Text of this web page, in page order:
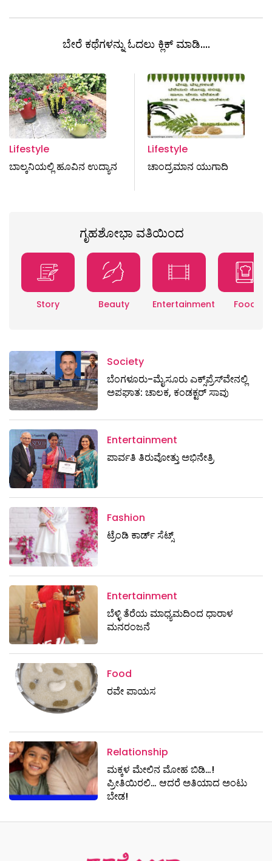
ಬೇರೆ ಕಥೆಗಳನ್ನು ಓದಲು ಕ್ಲಿಕ್ ಮಾಡಿ....
Lifestyle
ಬಾಲ್ಕನಿಯಲ್ಲಿ ಹೂವಿನ ಉದ್ಯಾನ
Lifestyle
ಚಾಂದ್ರಮಾನ ಯುಗಾದಿ
ಗೃಹಶೋಭಾ ವತಿಯಿಂದ
Story Beauty Entertainment Food
Society
ಬೆಂಗಳೂರು-ಮೈಸೂರು ಎಕ್ಸ್​ಪ್ರೆಸ್‌ವೇನಲ್ಲಿ
ಅಪಘಾತ: ಚಾಲಕ, ಕಂಡಕ್ಟರ್ ಸಾವು
Entertainment
ಪಾರ್ವತಿ ತಿರುವೋತ್ತು ಅಭಿನೇತ್ರಿ
Fashion
ಟ್ರೆಂಡಿ ಕಾರ್ಡ್‌ ಸೆಟ್ಸ್
Entertainment
ಬೆಳ್ಳಿ ತೆರೆಯ ಮಾಧ್ಯಮದಿಂದ ಧಾರಾಳ
ಮನರಂಜನೆ
Food
ರವೇ ಪಾಯಸ
Relationship
ಮಕ್ಕಳ ಮೇಲಿನ ಮೋಹ ಬಿಡಿ…!
ಪ್ರೀತಿಯಿರಲಿ… ಆದರೆ ಅತಿಯಾದ ಅಂಟು
ಬೇಡ!